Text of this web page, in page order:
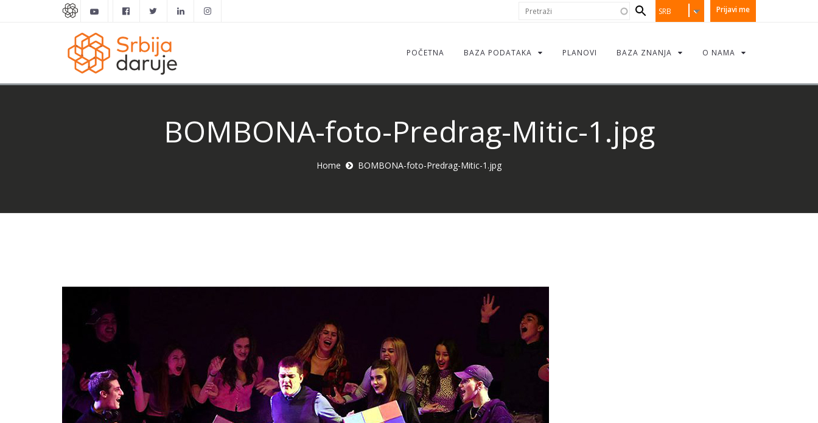
Prijavi me
SRB
Search
form
POČETNA BAZA PODATAKA PLANOVI BAZA ZNANJA O NAMA
BOMBONA-foto-Predrag-Mitic-1.jpg
Home BOMBONA-foto-Predrag-Mitic-1.jpg